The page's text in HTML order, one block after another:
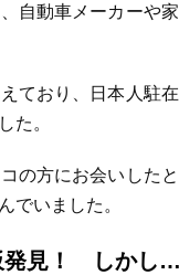
自動車メーカーや
ており、日本人駐
た。
の方にお会いした
でいました。
発見！ しかし